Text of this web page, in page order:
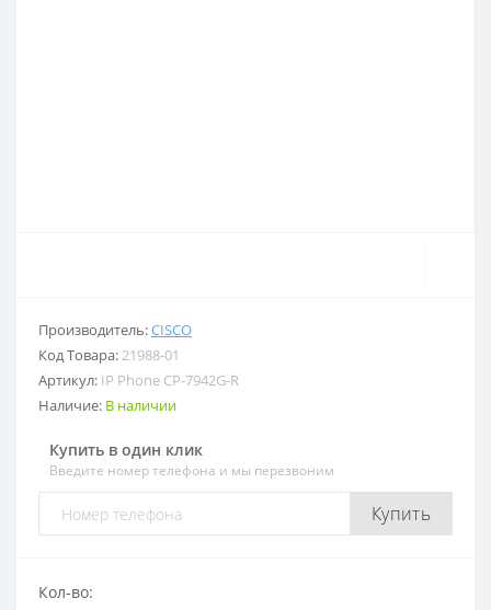
Производитель:CISCO
Код Товара:21988-01
Артикул: IP Phone CP-7942G-R
Наличие: В наличии
Купить в один клик
Введите номер телефона и мы перезвоним
Купить
Кол-во: